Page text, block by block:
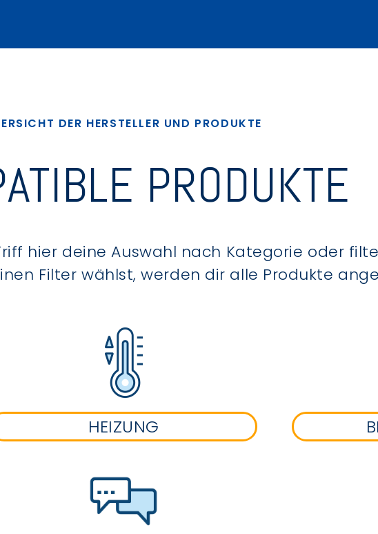
DER HERSTELLER UND PRODUKTE
PRODUKTE
hier deine Auswahl nach Kategorie oder
Filter wählst, werden dir alle Produkte
HEIZUNG